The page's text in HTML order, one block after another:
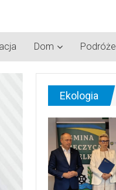
Dom Podróże
Ekologia